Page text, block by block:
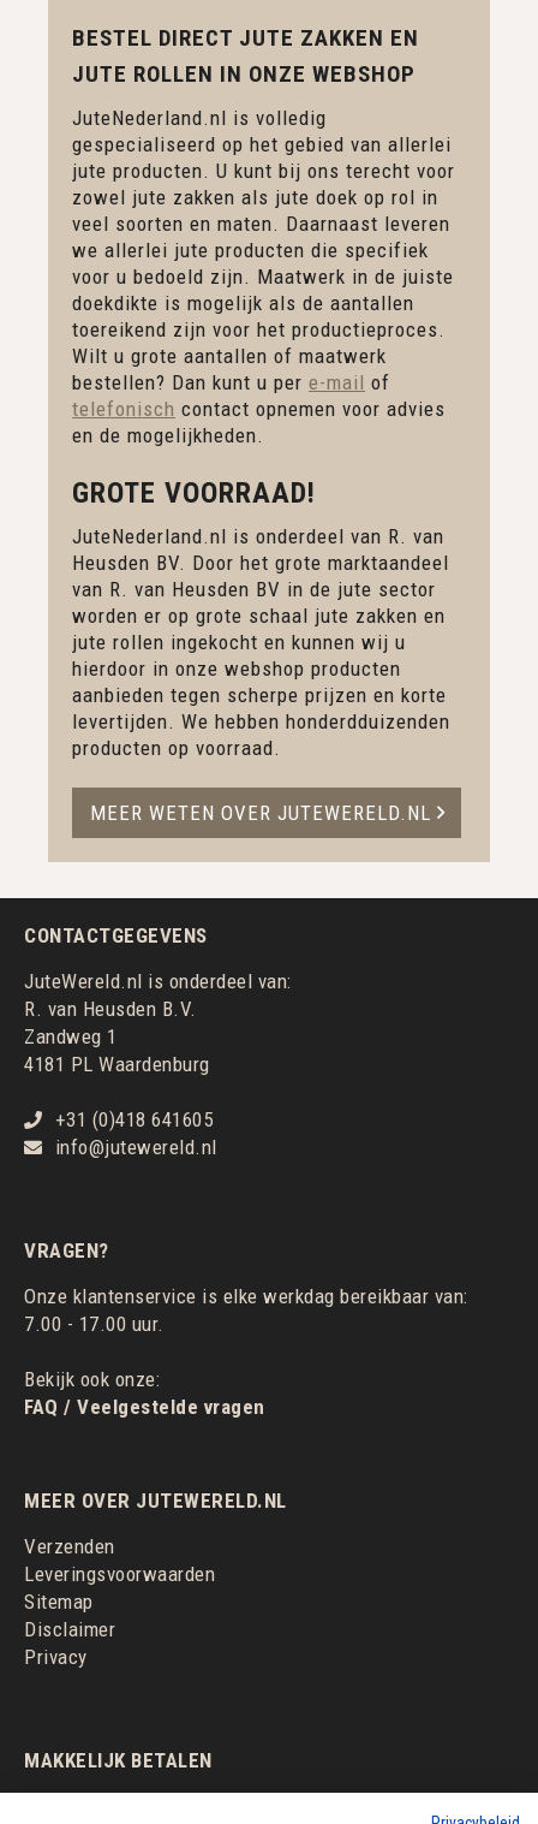
BESTEL DIRECT JUTE ZAKKEN EN
JUTE ROLLEN IN ONZE WEBSHOP
JuteNederland.nl is volledig
gespecialiseerd op het gebied van allerlei
jute producten. U kunt bij ons terecht voor
zowel jute zakken als jute doek op rol in
veel soorten en maten. Daarnaast leveren
we allerlei jute producten die specifiek
voor u bedoeld zijn. Maatwerk in de juiste
doekdikte is mogelijk als de aantallen
toereikend zijn voor het productieproces.
Wilt u grote aantallen of maatwerk
bestellen? Dan kunt u per e-mail of
telefonisch contact opnemen voor advies
en de mogelijkheden.
GROTE VOORRAAD!
JuteNederland.nl is onderdeel van R. van
Heusden BV. Door het grote marktaandeel
van R. van Heusden BV in de jute sector
worden er op grote schaal jute zakken en
jute rollen ingekocht en kunnen wij u
hierdoor in onze webshop producten
aanbieden tegen scherpe prijzen en korte
levertijden. We hebben honderdduizenden
producten op voorraad.
MEER WETEN OVER JUTEWERELD.NL
CONTACTGEGEVENS
JuteWereld.nl is onderdeel van:
R. van Heusden B.V.
Zandweg 1
4181 PL Waardenburg
+31 (0)418 641605
info@jutewereld.nl
VRAGEN?
Onze klantenservice is elke werkdag bereikbaar van:
7.00 - 17.00 uur.
Bekijk ook onze:
FAQ / Veelgestelde vragen
MEER OVER JUTEWERELD.NL
Verzenden
Leveringsvoorwaarden
Sitemap
Disclaimer
Privacy
MAKKELIJK BETALEN